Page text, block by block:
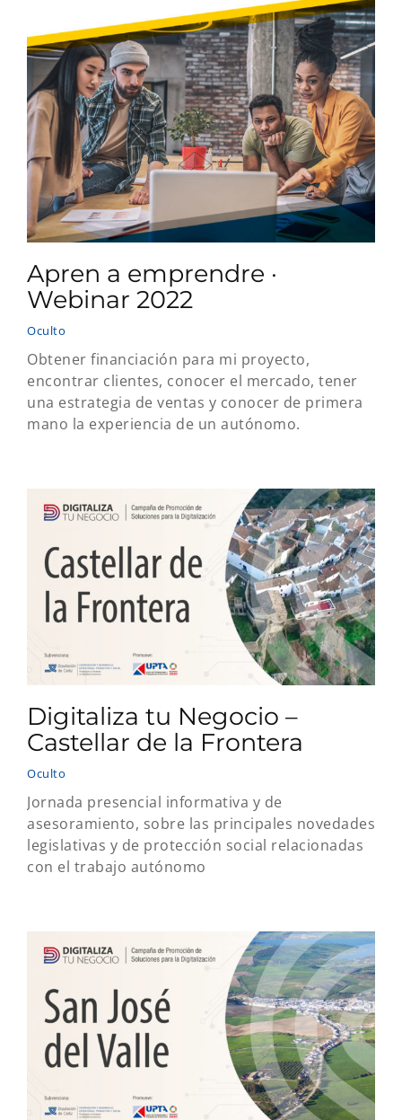
Apren a emprendre ·
Webinar 2022
Oculto
Obtener financiación para mi proyecto,
encontrar clientes, conocer el mercado, tener
una estrategia de ventas y conocer de primera
mano la experiencia de un autónomo.
Digitaliza tu Negocio –
Castellar de la Frontera
Oculto
Jornada presencial informativa y de
asesoramiento, sobre las principales novedades
legislativas y de protección social relacionadas
con el trabajo autónomo